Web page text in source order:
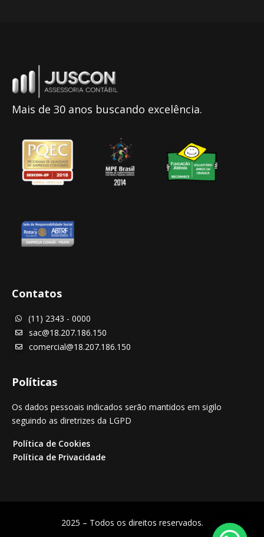
Mais de 30 anos buscando excelência.
Contatos
 (11) 2343 - 0000
 sac@18.207.186.150
 comercial@18.207.186.150
Políticas
Os dados pessoais indicados serão mantidos em sigilo
seguindo as diretrizes da LGPD
Política de Cookies
Política de Privacidade
2025 – Todos os direitos reservados.